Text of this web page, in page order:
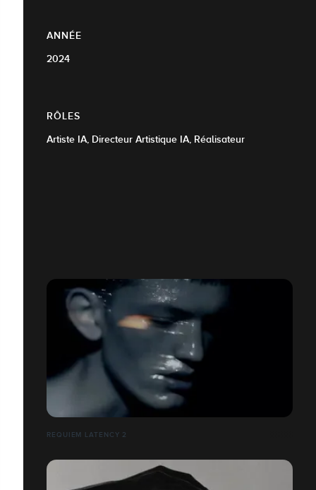
ANNÉE
2024
RÔLES
Artiste IA, Directeur Artistique IA, Réalisateur
REQUIEM LATENCY 2